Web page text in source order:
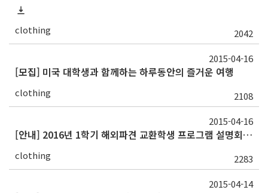
clothing 2042
[모집] 미국 대학생과 함께하는 하루동안의 즐거운 여행
clothing 2108
2015-04-16
[안내] 2016년 1학기 해외파견 교환학생 프로그램 설명회 및 Study Abroad Fair
clothing 2283
2015-04-16
2015-04-14